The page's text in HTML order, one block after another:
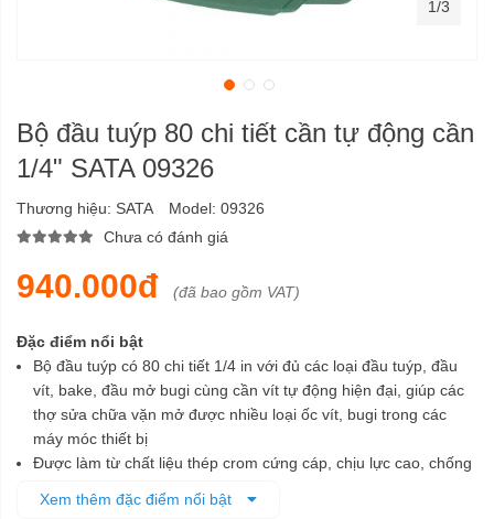
Bộ đầu tuýp 80 chi tiết cần tự động cần
1/4" SATA 09326
Thương hiệu: SATA Model: 09326
Chưa có đánh giá
940.000đ (đã bao gồm VAT)
Đặc điểm nổi bật
Bộ đầu tuýp có 80 chi tiết 1/4 in với đủ các loại đầu tuýp, đầu
vít, bake, đầu mở bugi cùng cần vít tự động hiện đại, giúp các
thợ sửa chữa vặn mở được nhiều loại ốc vít, bugi trong các
máy móc thiết bị
Được làm từ chất liệu thép crom cứng cáp, chịu lực cao, chống
Các đầu tuýp được chế tạo tỉ mỉ, đảm bảo tương thích và vặn
Xem thêm đặc điểm nổi bật
1/3